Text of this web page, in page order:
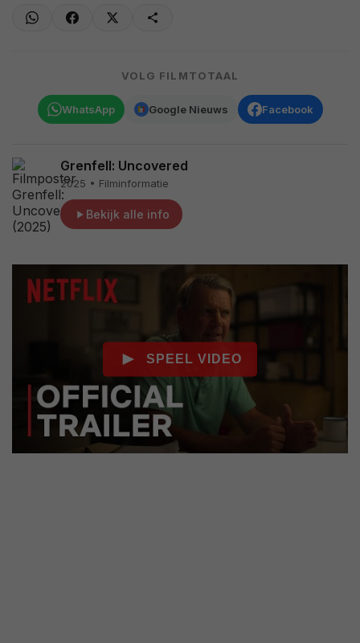
VOLG FILMTOTAAL
WhatsApp Google Nieuws Facebook
Grenfell: Uncovered
2025 • Filminformatie
Bekijk alle info